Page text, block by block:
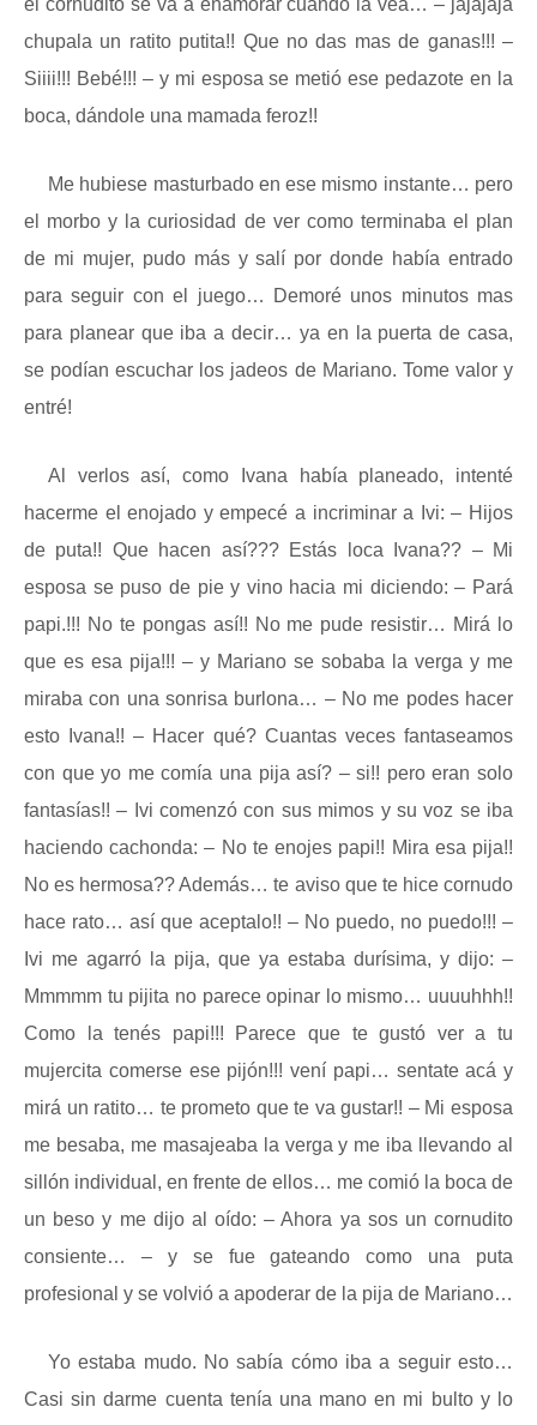
el cornudito se va a enamorar cuando la vea… – jajajaja
chupala un ratito putita!! Que no das mas de ganas!!! –
Siiii!!! Bebé!!! – y mi esposa se metió ese pedazote en la
boca, dándole una mamada feroz!!
Me hubiese masturbado en ese mismo instante… pero
el morbo y la curiosidad de ver como terminaba el plan
de mi mujer, pudo más y salí por donde había entrado
para seguir con el juego… Demoré unos minutos mas
para planear que iba a decir… ya en la puerta de casa,
se podían escuchar los jadeos de Mariano. Tome valor y
entré!
Al verlos así, como Ivana había planeado, intenté
hacerme el enojado y empecé a incriminar a Ivi: – Hijos
de puta!! Que hacen así??? Estás loca Ivana?? – Mi
esposa se puso de pie y vino hacia mi diciendo: – Pará
papi.!!! No te pongas así!! No me pude resistir… Mirá lo
que es esa pija!!! – y Mariano se sobaba la verga y me
miraba con una sonrisa burlona… – No me podes hacer
esto Ivana!! – Hacer qué? Cuantas veces fantaseamos
con que yo me comía una pija así? – si!! pero eran solo
fantasías!! – Ivi comenzó con sus mimos y su voz se iba
haciendo cachonda: – No te enojes papi!! Mira esa pija!!
No es hermosa?? Además… te aviso que te hice cornudo
hace rato… así que aceptalo!! – No puedo, no puedo!!! –
Ivi me agarró la pija, que ya estaba durísima, y dijo: –
Mmmmm tu pijita no parece opinar lo mismo… uuuuhhh!!
Como la tenés papi!!! Parece que te gustó ver a tu
mujercita comerse ese pijón!!! vení papi… sentate acá y
mirá un ratito… te prometo que te va gustar!! – Mi esposa
me besaba, me masajeaba la verga y me iba llevando al
sillón individual, en frente de ellos… me comió la boca de
un beso y me dijo al oído: – Ahora ya sos un cornudito
consiente… – y se fue gateando como una puta
profesional y se volvió a apoderar de la pija de Mariano…
Yo estaba mudo. No sabía cómo iba a seguir esto…
Casi sin darme cuenta tenía una mano en mi bulto y lo